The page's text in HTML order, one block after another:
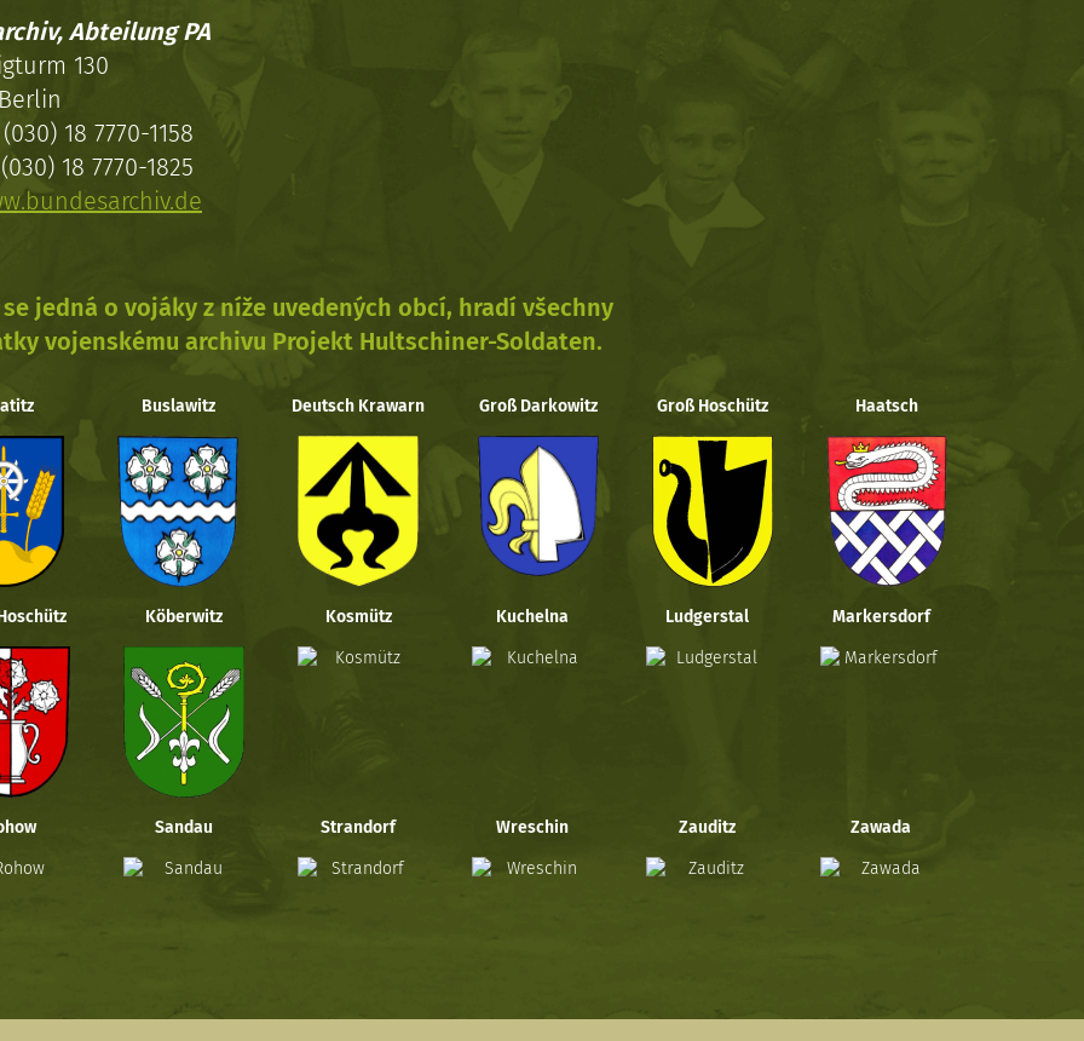
Abteilung PA
130
18 7770-1158
18 7770-1825
jedná o vojáky z níže uvedených obcí, hradí všechny
vojenskému archivu Projekt Hultschiner-Soldaten.
Buslawitz Deutsch Krawarn Groß Darkowitz Groß Hoschütz Haatsch
Köberwitz Kosmütz Kuchelna Ludgerstal Markersdorf
Sandau Strandorf Wreschin Zauditz Zawada